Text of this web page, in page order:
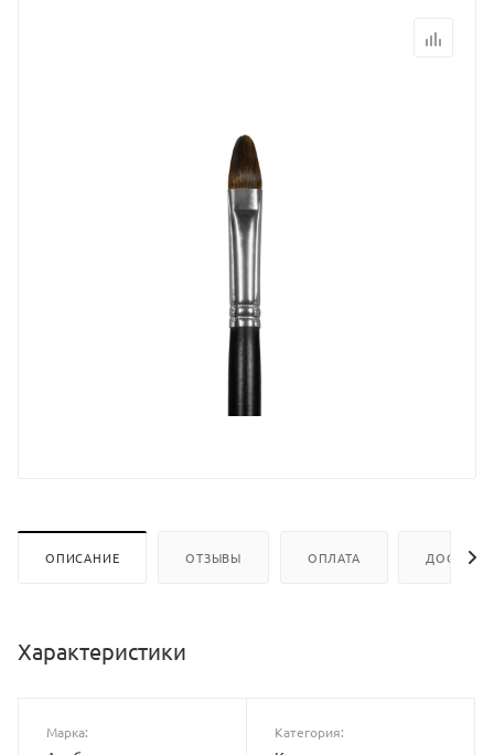
ОПИСАНИЕ ОТЗЫВЫ ОПЛАТА
Характеристики
Марка: Категория: